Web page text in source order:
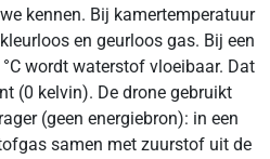
kennen. Bij kamertemperatuur
en geurloos gas. Bij een
wordt waterstof vloeibaar. Dat
(0 kelvin). De drone gebruikt
(geen energiebron): in een
samen met zuurstof uit de